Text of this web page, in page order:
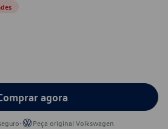
agora
• Peça original Volkswagen